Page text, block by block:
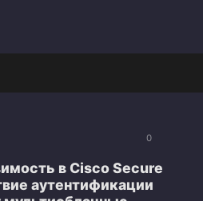
0
в Cisco Secure
аутентификации